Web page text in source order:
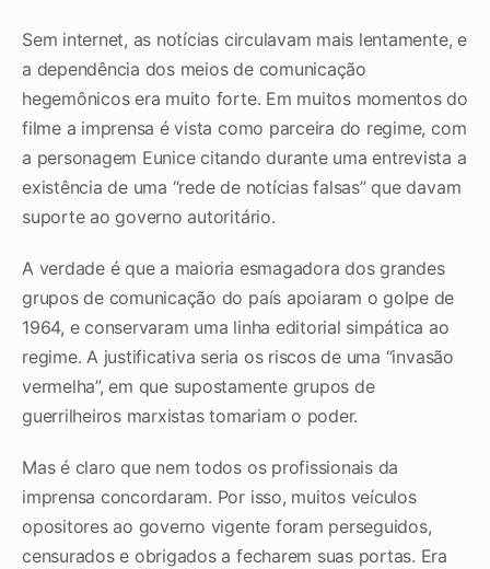
Sem internet, as notícias circulavam mais lentamente, e
a dependência dos meios de comunicação
hegemônicos era muito forte. Em muitos momentos do
filme a imprensa é vista como parceira do regime, com
a personagem Eunice citando durante uma entrevista a
existência de uma “rede de notícias falsas” que davam
suporte ao governo autoritário.
A verdade é que a maioria esmagadora dos grandes
grupos de comunicação do país apoiaram o golpe de
1964, e conservaram uma linha editorial simpática ao
regime. A justificativa seria os riscos de uma “invasão
vermelha”, em que supostamente grupos de
guerrilheiros marxistas tomariam o poder.
Mas é claro que nem todos os profissionais da
imprensa concordaram. Por isso, muitos veículos
opositores ao governo vigente foram perseguidos,
censurados e obrigados a fecharem suas portas. Era